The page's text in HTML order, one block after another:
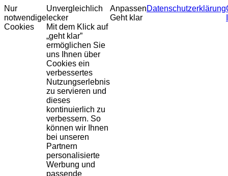
Nur
notwendige
Cookies
Unvergleichlich
lecker
Mit dem Klick auf
„geht klar”
ermöglichen Sie
uns Ihnen über
Cookies ein
verbessertes
Nutzungserlebnis
zu servieren und
dieses
kontinuierlich zu
verbessern. So
können wir Ihnen
bei unseren
Partnern
personalisierte
Werbung und
passende
Anpassen
Geht klar
Datenschutzerklärung